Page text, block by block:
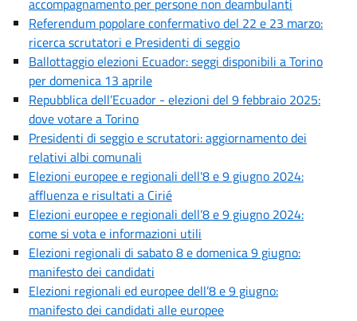
accompagnamento per persone non deambulanti
Referendum popolare confermativo del 22 e 23 marzo:
ricerca scrutatori e Presidenti di seggio
Ballottaggio elezioni Ecuador: seggi disponibili a Torino
per domenica 13 aprile
Repubblica dell’Ecuador - elezioni del 9 febbraio 2025:
dove votare a Torino
Presidenti di seggio e scrutatori: aggiornamento dei
relativi albi comunali
Elezioni europee e regionali dell'8 e 9 giugno 2024:
affluenza e risultati a Cirié
Elezioni europee e regionali dell’8 e 9 giugno 2024:
come si vota e informazioni utili
Elezioni regionali di sabato 8 e domenica 9 giugno:
manifesto dei candidati
Elezioni regionali ed europee dell’8 e 9 giugno:
manifesto dei candidati alle europee